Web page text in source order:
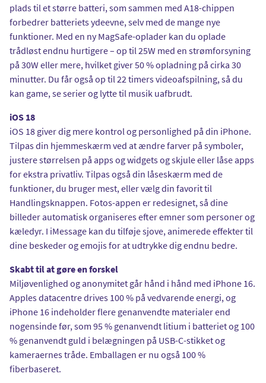
plads til et større batteri, som sammen med A18-chippen
forbedrer batteriets ydeevne, selv med de mange nye
funktioner. Med en ny MagSafe-oplader kan du oplade
trådløst endnu hurtigere – op til 25W med en strømforsyning
på 30W eller mere, hvilket giver 50 % opladning på cirka 30
minutter. Du får også op til 22 timers videoafspilning, så du
kan game, se serier og lytte til musik uafbrudt.
iOS 18
iOS 18 giver dig mere kontrol og personlighed på din iPhone.
Tilpas din hjemmeskærm ved at ændre farver på symboler,
justere størrelsen på apps og widgets og skjule eller låse apps
for ekstra privatliv. Tilpas også din låseskærm med de
funktioner, du bruger mest, eller vælg din favorit til
Handlingsknappen. Fotos-appen er redesignet, så dine
billeder automatisk organiseres efter emner som personer og
kæledyr. I iMessage kan du tilføje sjove, animerede effekter til
dine beskeder og emojis for at udtrykke dig endnu bedre.
Skabt til at gøre en forskel
Miljøvenlighed og anonymitet går hånd i hånd med iPhone 16.
Apples datacentre drives 100 % på vedvarende energi, og
iPhone 16 indeholder flere genanvendte materialer end
nogensinde før, som 95 % genanvendt litium i batteriet og 100
% genanvendt guld i belægningen på USB-C-stikket og
kameraernes tråde. Emballagen er nu også 100 %
fiberbaseret.